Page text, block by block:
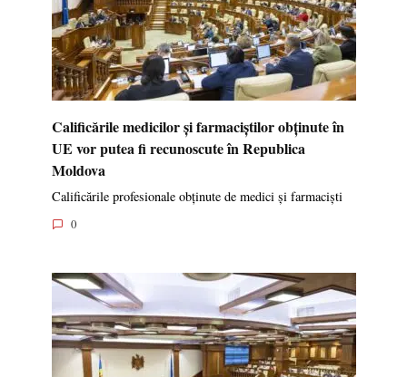
Calificările medicilor și farmaciștilor obținute în
UE vor putea fi recunoscute în Republica
Moldova
Calificările profesionale obținute de medici și farmaciști
0